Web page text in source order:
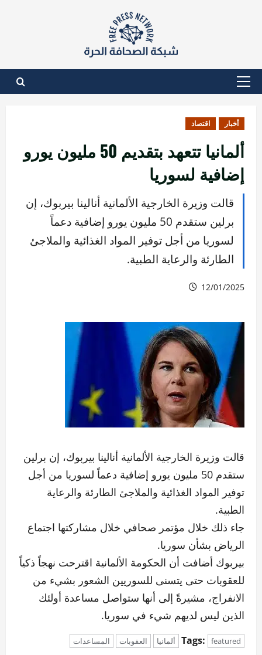
القائمة
أخبار اقتصاد
ألمانيا تتعهد بتقديم 50 مليون يورو
إضافية لسوريا
قالت وزيرة الخارجية الألمانية أنالينا بيربوك، إن
برلين ستقدم 50 مليون يورو إضافية دعماً
لسوريا من أجل توفير المواد الغذائية والملاجئ
الطارئة والرعاية الطبية.
12/01/2025
قالت وزيرة الخارجية الألمانية أنالينا بيربوك، إن برلين
ستقدم 50 مليون يورو إضافية دعماً لسوريا من أجل
توفير المواد الغذائية والملاجئ الطارئة والرعاية
الطبية.
جاء ذلك خلال مؤتمر صحافي خلال مشاركتها اجتماع
الرياض بشأن سوريا.
بيربوك أضافت أن الحكومة الألمانية اقترحت نهجاً ذكياً
للعقوبات حتى يتسنى للسوريين الشعور بشيء من
الانفراج، مشيرةً إلى أنها ستواصل مساعدة أولئك
الذين ليس لديهم شيء في سوريا.
Tags: featured ألمانيا العقوبات المساعدات